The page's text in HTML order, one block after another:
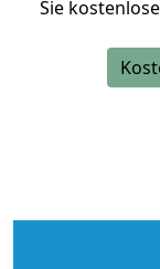
Sie